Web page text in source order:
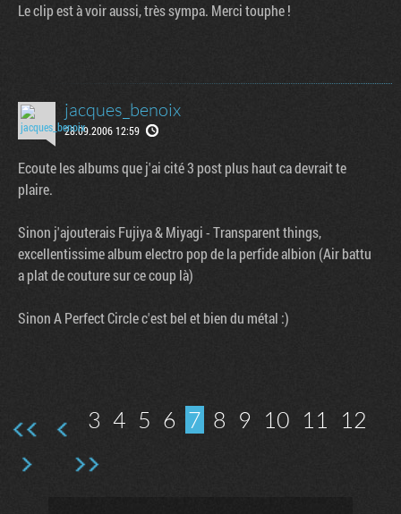
Le clip est à voir aussi, très sympa. Merci touphe !
jacques_benoix
28.09.2006 12:59
Ecoute les albums que j'ai cité 3 post plus haut ca devrait te
plaire.
Sinon j'ajouterais Fujiya & Miyagi - Transparent things,
excellentissime album electro pop de la perfide albion (Air battu
a plat de couture sur ce coup là)
Sinon A Perfect Circle c'est bel et bien du métal :)
3 4 5 6 7 8 9 10 11 12